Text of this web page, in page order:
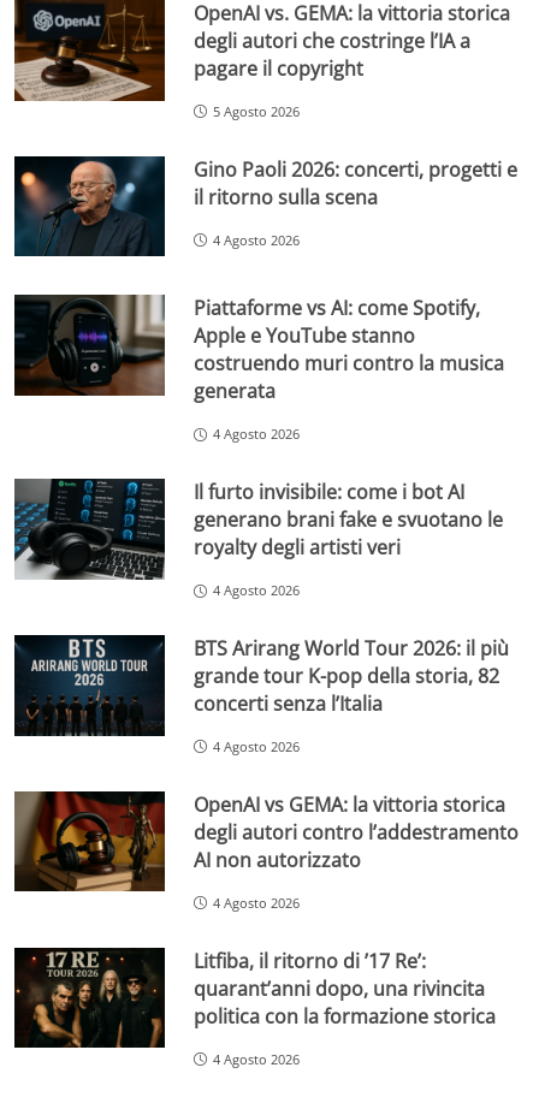
OpenAI vs. GEMA: la vittoria storica
degli autori che costringe l’IA a
pagare il copyright
5 Agosto 2026
Gino Paoli 2026: concerti, progetti e
il ritorno sulla scena
4 Agosto 2026
Piattaforme vs AI: come Spotify,
Apple e YouTube stanno
costruendo muri contro la musica
generata
4 Agosto 2026
Il furto invisibile: come i bot AI
generano brani fake e svuotano le
royalty degli artisti veri
4 Agosto 2026
BTS Arirang World Tour 2026: il più
grande tour K-pop della storia, 82
concerti senza l’Italia
4 Agosto 2026
OpenAI vs GEMA: la vittoria storica
degli autori contro l’addestramento
AI non autorizzato
4 Agosto 2026
Litfiba, il ritorno di ’17 Re’:
quarant’anni dopo, una rivincita
politica con la formazione storica
4 Agosto 2026